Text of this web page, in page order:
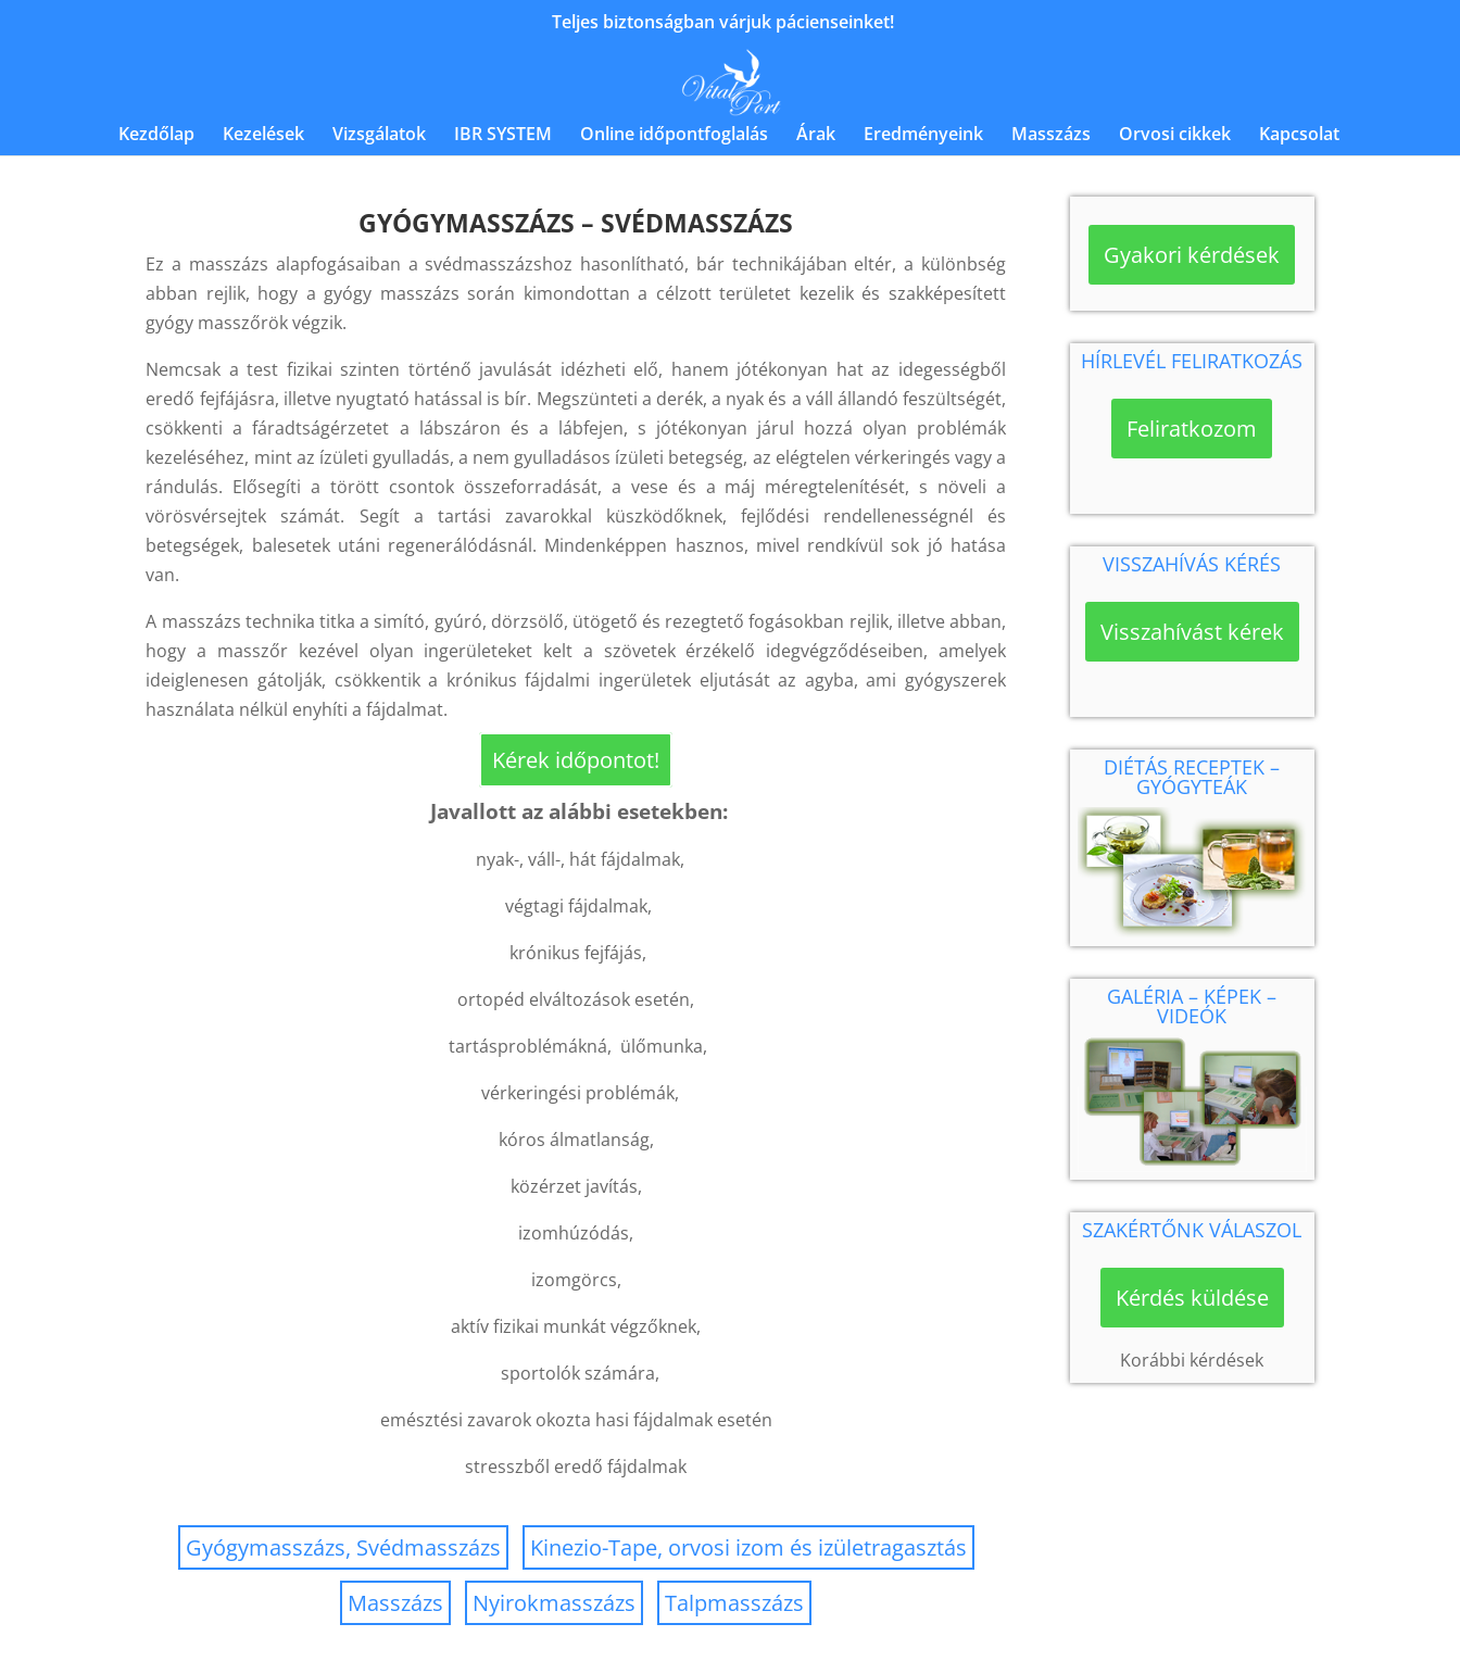
Teljes biztonságban várjuk pácienseinket!
Kezdőlap Kezelések Vizsgálatok IBR SYSTEM Online időpontfoglalás Árak Eredményeink Masszázs Orvosi cikkek Kapcsolat
GYÓGYMASSZÁZS – SVÉDMASSZÁZS
Ez a masszázs alapfogásaiban a svédmasszázshoz hasonlítható, bár technikájában eltér, a különbség
abban rejlik, hogy a gyógy masszázs során kimondottan a célzott területet kezelik és szakképesített
gyógy masszőrök végzik.
Nemcsak a test fizikai szinten történő javulását idézheti elő, hanem jótékonyan hat az idegességből
eredő fejfájásra, illetve nyugtató hatással is bír. Megszünteti a derék, a nyak és a váll állandó feszültségét,
csökkenti a fáradtságérzetet a lábszáron és a lábfejen, s jótékonyan járul hozzá olyan problémák
kezeléséhez, mint az ízületi gyulladás, a nem gyulladásos ízületi betegség, az elégtelen vérkeringés vagy a
rándulás. Elősegíti a törött csontok összeforradását, a vese és a máj méregtelenítését, s növeli a
vörösvérsejtek számát. Segít a tartási zavarokkal küszködőknek, fejlődési rendellenességnél és
betegségek, balesetek utáni regenerálódásnál. Mindenképpen hasznos, mivel rendkívül sok jó hatása
van.
A masszázs technika titka a simító, gyúró, dörzsölő, ütögető és rezegtető fogásokban rejlik, illetve abban,
hogy a masszőr kezével olyan ingerületeket kelt a szövetek érzékelő idegvégződéseiben, amelyek
ideiglenesen gátolják, csökkentik a krónikus fájdalmi ingerületek eljutását az agyba, ami gyógyszerek
használata nélkül enyhíti a fájdalmat.
Kérek időpontot!
Javallott az alábbi esetekben:
nyak-, váll-, hát fájdalmak,
végtagi fájdalmak,
krónikus fejfájás,
ortopéd elváltozások esetén,
tartásproblémákná, ülőmunka,
vérkeringési problémák,
kóros álmatlanság,
közérzet javítás,
izomhúzódás,
izomgörcs,
aktív fizikai munkát végzőknek,
sportolók számára,
emésztési zavarok okozta hasi fájdalmak esetén
stresszből eredő fájdalmak
Gyógymasszázs, Svédmasszázs
Kinezio-Tape, orvosi izom és izületragasztás
Masszázs
Nyirokmasszázs Talpmasszázs
Gyakori kérdések
HÍRLEVÉL FELIRATKOZÁS
Feliratkozom
VISSZAHÍVÁS KÉRÉS
Visszahívást kérek
DIÉTÁS RECEPTEK –
GYÓGYTEÁK
GALÉRIA – KÉPEK –
VIDEÓK
SZAKÉRTŐNK VÁLASZOL
Kérdés küldése
Korábbi kérdések